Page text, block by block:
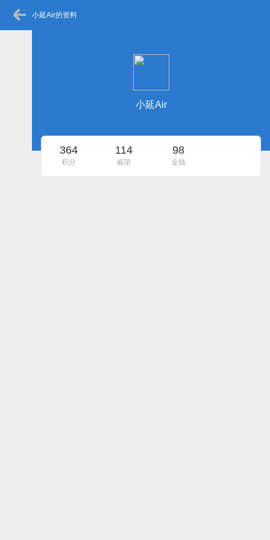
小延Air的资料
小延Air
364
积分
114
威望
98
金钱